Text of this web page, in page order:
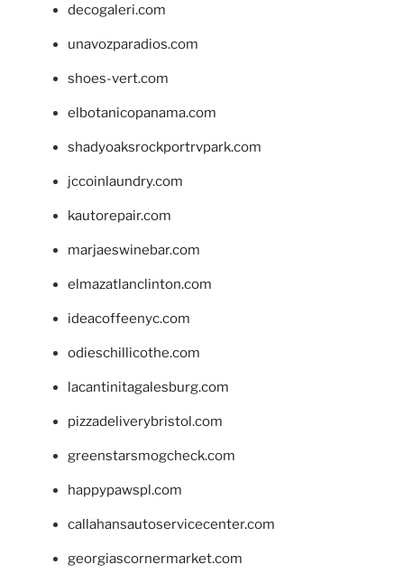
decogaleri.com
unavozparadios.com
shoes-vert.com
elbotanicopanama.com
shadyoaksrockportrvpark.com
jccoinlaundry.com
kautorepair.com
marjaeswinebar.com
elmazatlanclinton.com
ideacoffeenyc.com
odieschillicothe.com
lacantinitagalesburg.com
pizzadeliverybristol.com
greenstarsmogcheck.com
happypawspl.com
callahansautoservicecenter.com
georgiascornermarket.com